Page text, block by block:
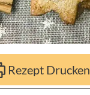
Rezept Drucken